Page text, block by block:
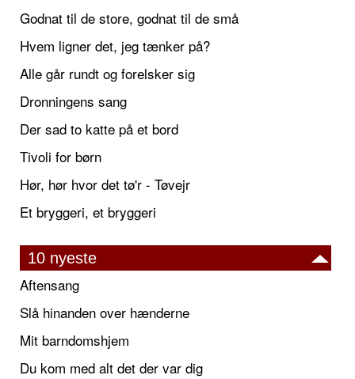
Godnat til de store, godnat til de små
Hvem ligner det, jeg tænker på?
Alle går rundt og forelsker sig
Dronningens sang
Der sad to katte på et bord
Tivoli for børn
Hør, hør hvor det tø'r - Tøvejr
Et bryggeri, et bryggeri
10 nyeste
Aftensang
Slå hinanden over hænderne
Mit barndomshjem
Du kom med alt det der var dig